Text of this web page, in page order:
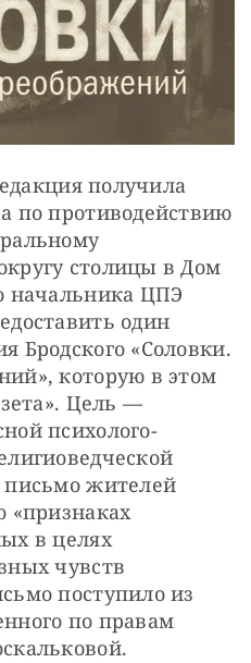
получила
по противодействию
столицы в Дом
начальника ЦПЭ
один
Бродского «Соловки.
которую в этом
Цель —
психолого-
жителей
«признаках
в целях
чувств
поступило из
по правам